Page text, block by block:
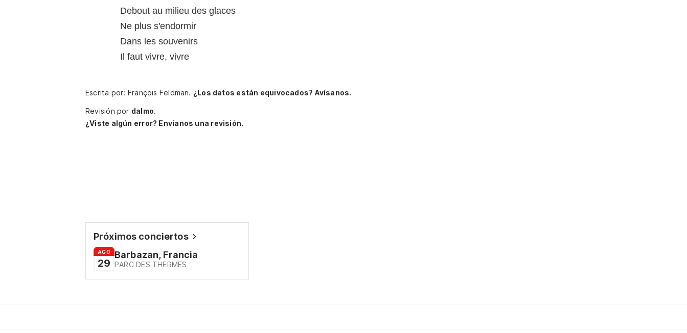
Debout au milieu des glaces
Ne plus s'endormir
Dans les souvenirs
Il faut vivre, vivre
Escrita por: François Feldman. ¿Los datos están equivocados? Avísanos.
Revisión por dalmo.
¿Viste algún error? Envíanos una revisión.
Próximos conciertos
AGO
29
Barbazan, Francia
PARC DES THERMES